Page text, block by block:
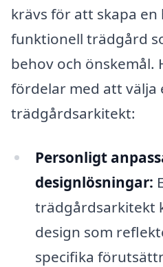
krävs för att skapa
funktionell trädgård
behov och önskemål.
fördelar med att välja
trädgårdsarkitekt:
Personligt
designlösningar:
trädgårdsarkitekt
design som
specifika